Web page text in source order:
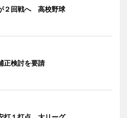
２回戦へ 高校野球
正検討を要請